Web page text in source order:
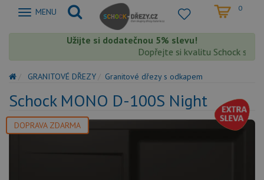
Zobrazit
MENU 0
Užijte si dodatečnou 5% slevu!
Dopřejte si kvalitu Schock s
GRANITOVÉ DŘEZY Granitové dřezy s odkapem
Schock MONO D-100S Night
DOPRAVA ZDARMA